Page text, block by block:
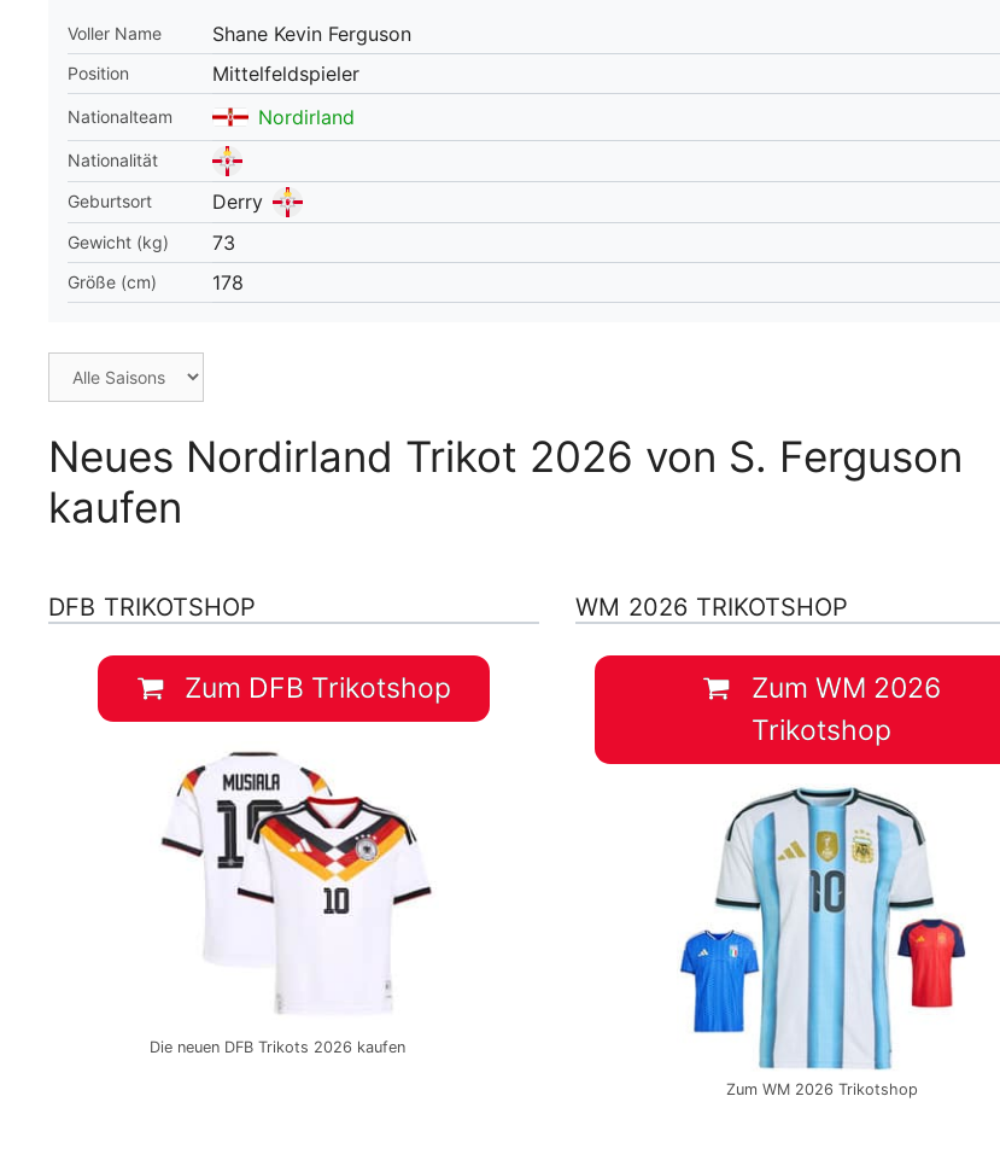
downloaden & automatisch ausfüllen
Voller Name Shane Kevin Ferguson
Position Mittelfeldspieler
Nationalteam Nordirland
Nationalität
Geburtsort
Derry
Gewicht (kg) 73
Größe (cm) 178
Neues Nordirland Trikot 2026 von S. Ferguson
kaufen
DFB TRIKOTSHOP
Zum DFB Trikotshop
Die neuen DFB Trikots 2026 kaufen
WM 2026 TRIKOTSHOP
Zum WM 2026
Trikotshop
Zum WM 2026 Trikotshop